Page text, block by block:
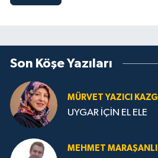
Son Köşe Yazıları
MÜRVET YAZICI KAZGI
UYGAR İÇİN EL ELE
MEHMET MARAŞANLI